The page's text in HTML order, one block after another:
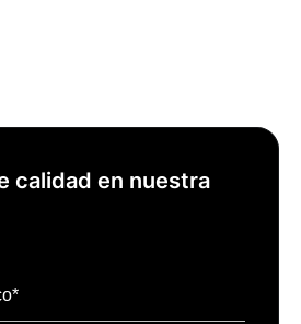
calidad en nuestra